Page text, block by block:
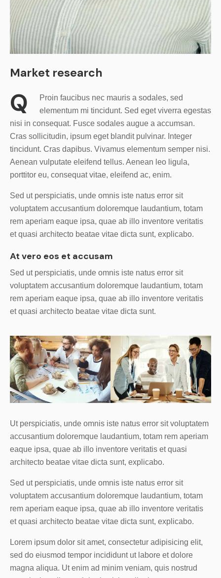
Market research
Q
Proin faucibus nec mauris a sodales, sed
elementum mi tincidunt. Sed eget viverra egestas
nisi in consequat. Fusce sodales augue a accumsan.
Cras sollicitudin, ipsum eget blandit pulvinar. Integer
tincidunt. Cras dapibus. Vivamus elementum semper nisi.
Aenean vulputate eleifend tellus. Aenean leo ligula,
porttitor eu, consequat vitae, eleifend ac, enim.
Sed ut perspiciatis, unde omnis iste natus error sit
voluptatem accusantium doloremque laudantium, totam
rem aperiam eaque ipsa, quae ab illo inventore veritatis
et quasi architecto beatae vitae dicta sunt, explicabo.
At vero eos et accusam
Sed ut perspiciatis, unde omnis iste natus error sit
voluptatem accusantium doloremque laudantium, totam
rem aperiam eaque ipsa, quae ab illo inventore veritatis
et quasi architecto beatae vitae dicta sunt.
Ut perspiciatis, unde omnis iste natus error sit voluptatem
accusantium doloremque laudantium, totam rem aperiam
eaque ipsa, quae ab illo inventore veritatis et quasi
architecto beatae vitae dicta sunt, explicabo.
Sed ut perspiciatis, unde omnis iste natus error sit
voluptatem accusantium doloremque laudantium, totam
rem aperiam eaque ipsa, quae ab illo inventore veritatis
et quasi architecto beatae vitae dicta sunt, explicabo.
Lorem ipsum dolor sit amet, consectetur adipisicing elit,
sed do eiusmod tempor incididunt ut labore et dolore
magna aliqua. Ut enim ad minim veniam, quis nostrud